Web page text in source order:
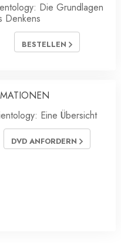
Die Grundlagen
Denkens
BESTELLEN
Eine Übersicht
DVD ANFORDERN